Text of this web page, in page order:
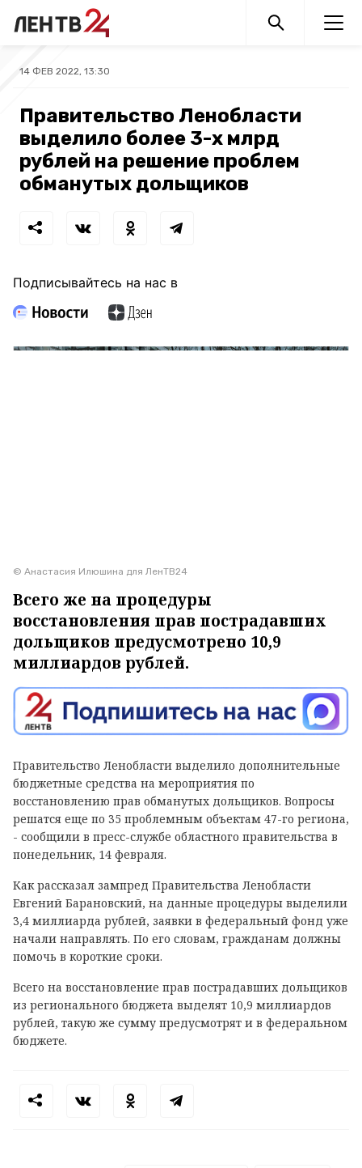
14 ФЕВ 2022, 13:30
Правительство Ленобласти
выделило более 3-х млрд
рублей на решение проблем
обманутых дольщиков
Подписывайтесь на нас в
© Анастасия Илюшина для ЛенТВ24
Всего же на процедуры
восстановления прав пострадавших
дольщиков предусмотрено 10,9
миллиардов рублей.
Правительство Ленобласти выделило дополнительные
бюджетные средства на мероприятия по
восстановлению прав обманутых дольщиков. Вопросы
решатся еще по 35 проблемным объектам 47-го региона,
- сообщили в пресс-службе областного правительства в
понедельник, 14 февраля.
Как рассказал зампред Правительства Ленобласти
Евгений Барановский, на данные процедуры выделили
3,4 миллиарда рублей, заявки в федеральный фонд уже
начали направлять. По его словам, гражданам должны
помочь в короткие сроки.
Всего на восстановление прав пострадавших дольщиков
из регионального бюджета выделят 10,9 миллиардов
рублей, такую же сумму предусмотрят и в федеральном
бюджете.